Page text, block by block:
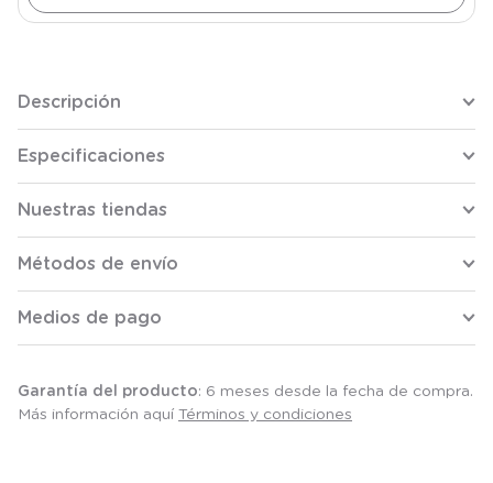
Descripción
Especificaciones
Nuestras tiendas
Métodos de envío
Medios de pago
Garantía del producto: 6 meses desde la fecha de compra.
Más información aquí Términos y condiciones